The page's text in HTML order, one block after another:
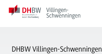
DHBW Villingen-Schwenningen